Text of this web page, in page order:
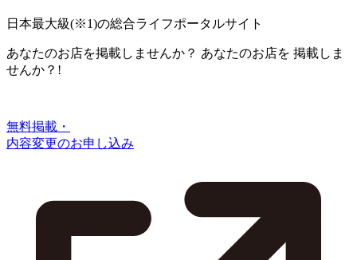
日本最大級(※1)の総合ライフポータルサイト
あなたのお店を掲載しませんか？ あなたのお店を 掲載しま
せんか？!
無料掲載・
内容変更のお申し込み